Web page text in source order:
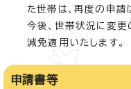
た世帯は、再度の申請
今後、世帯状況に変更
減免適用いたします。
申請書等